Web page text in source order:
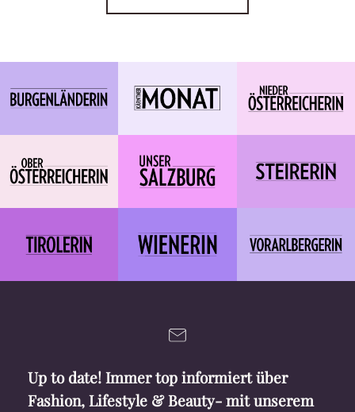
Up to date! Immer top informiert über
Fashion, Lifestyle & Beauty- mit unserem